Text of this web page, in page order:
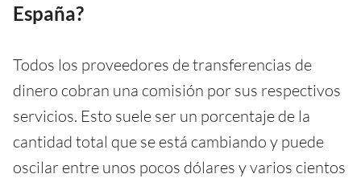
España?
Todos los proveedores de transferencias de
dinero cobran una comisión por sus respectivos
servicios. Esto suele ser un porcentaje de la
cantidad total que se está cambiando y puede
oscilar entre unos pocos dólares y varios cientos